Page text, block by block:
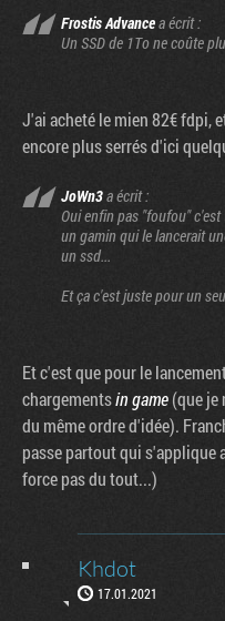
Frostis Advancea écrit :
Un SSD de 1To ne coûte
J'ai acheté le mien 82€ fdpi,
encore plus serrés d'ici
JoWn3a écrit :
Oui enfin pas "foufou"
un gamin qui le lancerait
un ssd...
Et ça c'est juste pour un
Et c'est que pour le
chargementsin game(que je
du même ordre d'idée).
passe partout qui s'applique
force pas du tout...)
Khdot
17.01.2021